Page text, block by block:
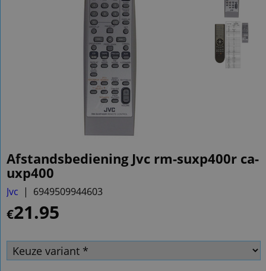
Afstandsbediening Jvc rm-suxp400r ca-
uxp400
Jvc 6949509944603
€21.95